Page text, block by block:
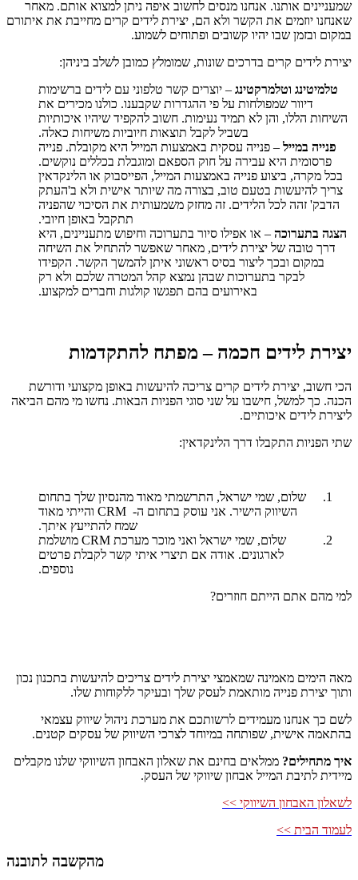
שמעניינים אותנו. אנחנו מנסים לחשוב איפה ניתן למצוא אותם. מאחר
שאנחנו יוזמים את הקשר ולא הם, יצירת לידים קרים מחייבת את איתורם
במקום ובזמן שבו יהיו קשובים ופתוחים לשמוע.
יצירת לידים קרים בדרכים שונות, שמומלץ כמובן לשלב ביניהן:
טלמיטינג וטלמרקטינג – יוצרים קשר טלפוני עם לידים ברשימות
דיוור שמפולחות על פי ההגדרות שקבענו. כולנו מכירים את
השיחות הללו, והן לא תמיד נעימות. חשוב להקפיד שיהיו איכותיות
בשביל לקבל תוצאות חיוביות משיחות כאלה.
פנייה במייל – פנייה עסקית באמצעות המייל היא מקובלת. פנייה
פרסומית היא עבירה על חוק הספאם ומוגבלת בכללים נוקשים.
בכל מקרה, ביצוע פנייה באמצעות המייל, הפייסבוק או הלינקדאין
צריך להיעשות בטעם טוב, בצורה מה שיותר אישית ולא ב'העתק
הדבק' זהה לכל הלידים. זה מחזק משמעותית את הסיכוי שהפניה
תתקבל באופן חיובי.
הצגה בתערוכה – או אפילו סיור בתערוכה וחיפוש מתעניינים, היא
דרך טובה של יצירת לידים, מאחר שאפשר להתחיל את השיחה
במקום ובכך ליצור בסיס ראשוני איתן להמשך הקשר. הקפידו
לבקר בתערוכות שבהן נמצא קהל המטרה שלכם ולא רק
באירועים בהם תפגשו קולגות וחברים למקצוע.
יצירת לידים חכמה – מפתח להתקדמות
הכי חשוב, יצירת לידים קרים צריכה להיעשות באופן מקצועי ודורשת
הכנה. כך למשל, חישבו על שני סוגי הפניות הבאות. נחשו מי מהם הביאה
ליצירת לידים איכותיים.
שתי הפניות התקבלו דרך הלינקדאין:
שלום, שמי ישראל, התרשמתי מאוד מהנסיון שלך בתחום
השיווק הישיר. אני עוסק בתחום ה- CRM והייתי מאוד
שמח להתייעץ איתך.
שלום, שמי ישראל ואני מוכר מערכת CRM מושלמת
לארגונים. אודה אם תיצרי איתי קשר לקבלת פרטים
נוספים.
למי מהם אתם הייתם חוזרים?
מאה הימים מאמינה שמאמצי יצירת לידים צריכים להיעשות בתכנון נכון
ותוך יצירת פנייה מותאמת לעסק שלך ובעיקר ללקוחות שלו.
לשם כך אנחנו מעמידים לרשותכם את מערכת ניהול שיווק עצמאי
בהתאמה אישית, שפותחה במיוחד לצרכי השיווק של עסקים קטנים.
איך מתחילים? ממלאים בחינם את שאלון האבחון השיווקי שלנו מקבלים
מיידית לתיבת המייל אבחון שיווקי של העסק.
לשאלון האבחון השיווקי >>
לעמוד הבית >>
מהקשבה לתובנה